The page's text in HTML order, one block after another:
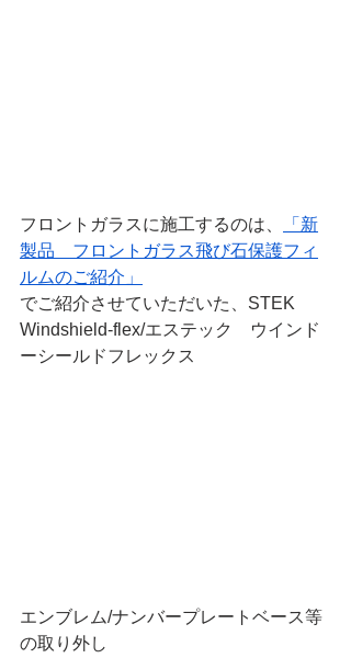
フロントガラスに施工するのは、
「新
製品　フロントガラス飛び石保護フィ
ルムのご紹介」
でご紹介させていただいた、STEK
Windshield-flex/エステック　ウインド
ーシールドフレックス
エンブレム/ナンバープレートベース等
の取り外し